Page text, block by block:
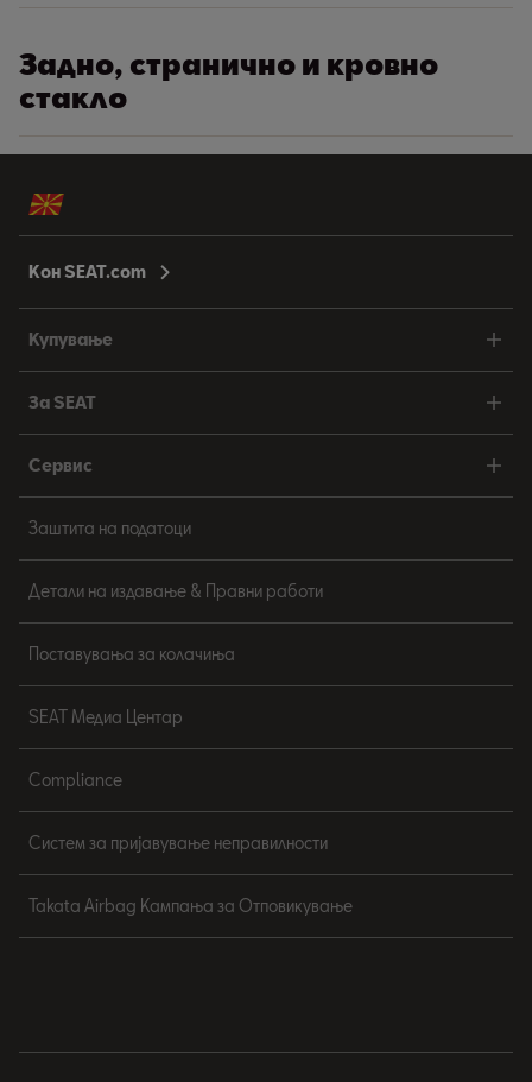
Задно, странично и кровно
стакло
Кон SEAT.com
Купување
За SEAT
Сервис
Заштита на податоци
Детали на издавање & Правни работи
Поставувања за колачиња
SEAT Медиа Центар
Compliance
Систем за пријавување неправилности
Takata Airbag Кампања за Отповикување